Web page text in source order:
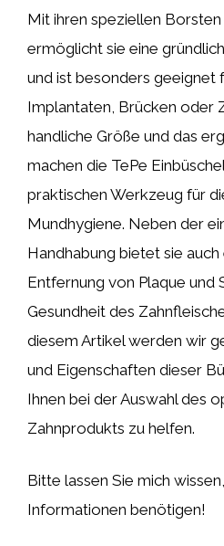
Mit ihren speziellen
ermöglicht sie eine
und ist besonders geeignet
Implantaten, Brücken oder
handliche Größe und das
machen die TePe
praktischen Werkzeug für
Mundhygiene. Neben der
Handhabung bietet sie
Entfernung von Plaque und
Gesundheit des
diesem Artikel werden wir
und Eigenschaften dieser
Ihnen bei der Auswahl des
Zahnprodukts zu helfen.
Bitte lassen Sie mich
Informationen benötigen!